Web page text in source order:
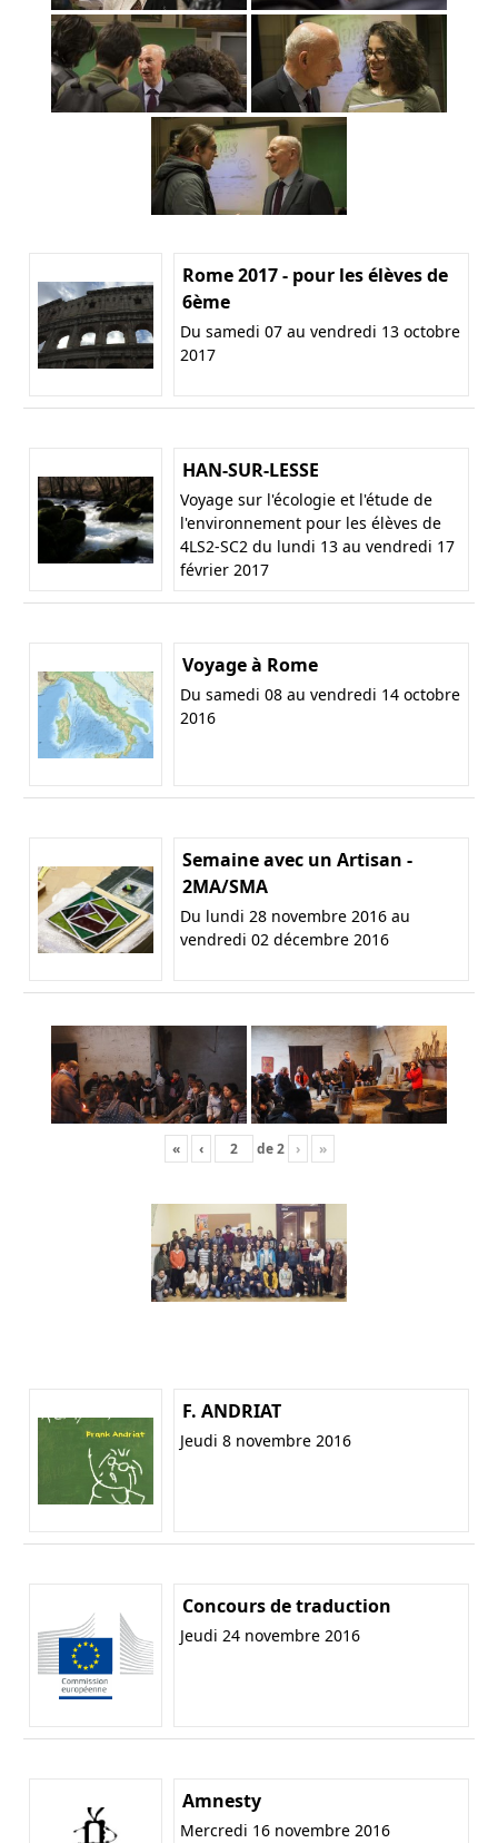
Rome 2017 - pour les élèves de
6ème
Du samedi 07 au vendredi 13 octobre
2017
HAN-SUR-LESSE
Voyage sur l'écologie et l'étude de
l'environnement pour les élèves de
4LS2-SC2 du lundi 13 au vendredi 17
février 2017
Voyage à Rome
Du samedi 08 au vendredi 14 octobre
2016
Semaine avec un Artisan -
2MA/SMA
Du lundi 28 novembre 2016 au
vendredi 02 décembre 2016
« ‹ de2 › »
F. ANDRIAT
Jeudi 8 novembre 2016
Concours de traduction
Jeudi 24 novembre 2016
Amnesty
Mercredi 16 novembre 2016